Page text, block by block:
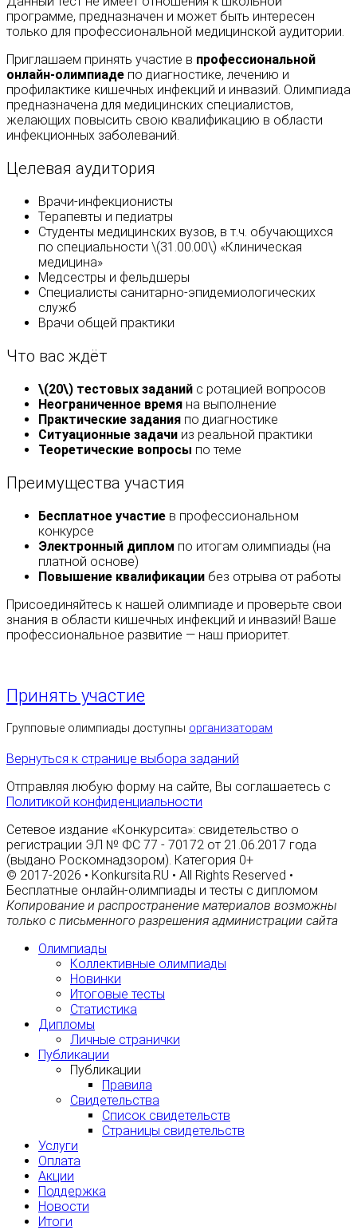
программе, предназначен и может быть интересен
только для профессиональной медицинской аудитории.
Приглашаем принять участие в профессиональной
онлайн-олимпиаде по диагностике, лечению и
профилактике кишечных инфекций и инвазий. Олимпиада
предназначена для медицинских специалистов,
желающих повысить свою квалификацию в области
инфекционных заболеваний.
Целевая аудитория
Врачи-инфекционисты
Терапевты и педиатры
Студенты медицинских вузов, в т.ч. обучающихся
по специальности \(31.00.00\) «Клиническая
медицина»
Медсестры и фельдшеры
Специалисты санитарно-эпидемиологических
служб
Врачи общей практики
Что вас ждёт
\(20\) тестовых заданий с ротацией вопросов
Неограниченное время на выполнение
Практические задания по диагностике
Ситуационные задачи из реальной практики
Теоретические вопросы по теме
Преимущества участия
Бесплатное участие в профессиональном
конкурсе
Электронный диплом по итогам олимпиады (на
платной основе)
Повышение квалификации без отрыва от работы
Присоединяйтесь к нашей олимпиаде и проверьте свои
знания в области кишечных инфекций и инвазий! Ваше
профессиональное развитие — наш приоритет.
Принять участие
Групповые олимпиады доступны организаторам
Вернуться к странице выбора заданий
Отправляя любую форму на сайте, Вы соглашаетесь с
Политикой конфиденциальности
Сетевое издание «Конкурсита»: свидетельство о
регистрации ЭЛ № ФС 77 - 70172 от 21.06.2017 года
(выдано Роскомнадзором). Категория 0+
© 2017-2026 • Konkursita.RU • All Rights Reserved •
Бесплатные онлайн-олимпиады и тесты с дипломом
Копирование и распространение материалов возможны
только с письменного разрешения администрации сайта
Олимпиады
Коллективные олимпиады
Новинки
Итоговые тесты
Статистика
Дипломы
Личные странички
Публикации
Публикации
Правила
Свидетельства
Список свидетельств
Страницы свидетельств
Услуги
Оплата
Акции
Поддержка
Новости
Итоги